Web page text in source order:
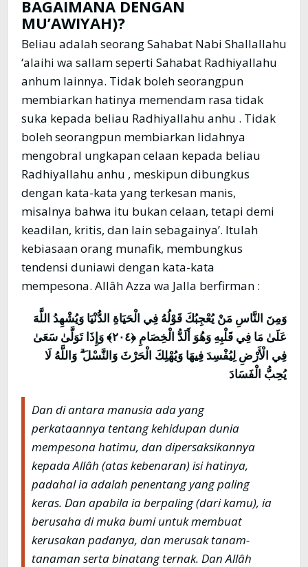
BAGAIMANA DENGAN
MU’AWIYAH)?
Beliau adalah seorang Sahabat Nabi Shallallahu
‘alaihi wa sallam seperti Sahabat Radhiyallahu
anhum lainnya. Tidak boleh seorangpun
membiarkan hatinya memendam rasa tidak
suka kepada beliau Radhiyallahu anhu . Tidak
boleh seorangpun membiarkan lidahnya
mengobral ungkapan celaan kepada beliau
Radhiyallahu anhu , meskipun dibungkus
dengan kata-kata yang terkesan manis,
misalnya bahwa itu bukan celaan, tetapi demi
keadilan, kritis, dan lain sebagainya’. Itulah
kebiasaan orang munafik, membungkus
tendensi duniawi dengan kata-kata
mempesona. Allâh Azza wa Jalla berfirman :
وَمِنَ النَّاسِ مَنْ يُعْجِبُكَ قَوْلُهُ فِي الْحَيَاةِ الدُّنْيَا وَيُشْهِدُ اللَّهَ
عَلَىٰ مَا فِي قَلْبِهِ وَهُوَ أَلَدُّ الْخِصَامِ ﴿٢٠٤﴾ وَإِذَا تَوَلَّىٰ سَعَىٰ
فِي الْأَرْضِ لِيُفْسِدَ فِيهَا وَيُهْلِكَ الْحَرْثَ وَالنَّسْلَ ۗ وَاللَّهُ لَا
يُحِبُّ الْفَسَادَ
Dan di antara manusia ada yang
perkataannya tentang kehidupan dunia
mempesona hatimu, dan dipersaksikannya
kepada Allâh (atas kebenaran) isi hatinya,
padahal ia adalah penentang yang paling
keras. Dan apabila ia berpaling (dari kamu), ia
berusaha di muka bumi untuk membuat
kerusakan padanya, dan merusak tanam-
tanaman serta binatang ternak. Dan Allâh